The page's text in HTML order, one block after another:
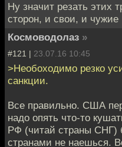
Ну значит резать этих
сторон, и свои, и чужие
Космоводолаз »
#121 | 23.07.16 10:45
>Необоходимо резко
санкции.
Все правильно. США
надо опять что-то
РФ (читай страны СНГ)
странами не наешься.